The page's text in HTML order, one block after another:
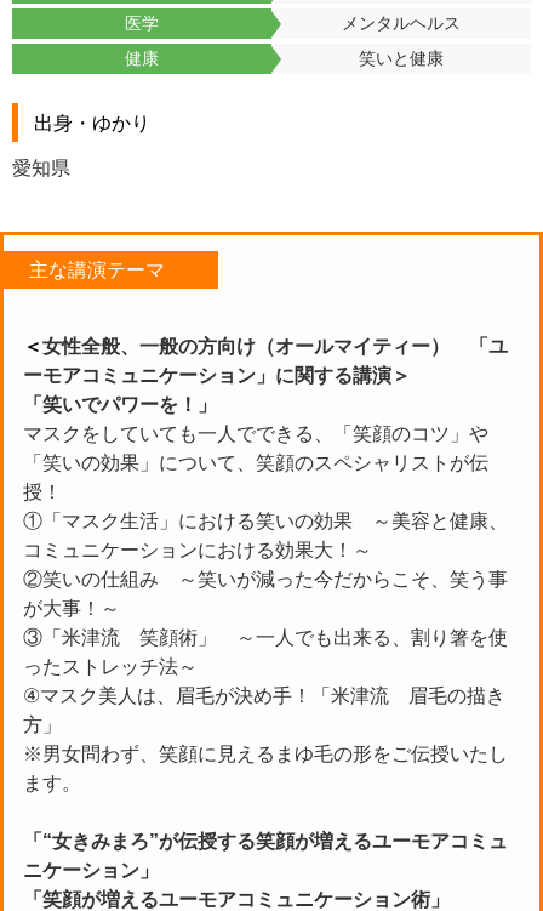
医学
メンタルヘルス
健康
笑いと健康
出身・ゆかり
愛知県
主な講演テーマ
＜女性全般、一般の方向け（オールマイティー） 「ユ
ーモアコミュニケーション」に関する講演＞
「笑いでパワーを！」
マスクをしていても一人でできる、「笑顔のコツ」や
「笑いの効果」について、笑顔のスペシャリストが伝
授！
①「マスク生活」における笑いの効果 ～美容と健康、
コミュニケーションにおける効果大！～
②笑いの仕組み ～笑いが減った今だからこそ、笑う事
が大事！～
③「米津流 笑顔術」 ～一人でも出来る、割り箸を使
ったストレッチ法～
④マスク美人は、眉毛が決め手！「米津流 眉毛の描き
方」
※男女問わず、笑顔に見えるまゆ毛の形をご伝授いたし
ます。
「“女きみまろ”が伝授する笑顔が増えるユーモアコミュ
ニケーション」
「笑顔が増えるユーモアコミュニケーション術」